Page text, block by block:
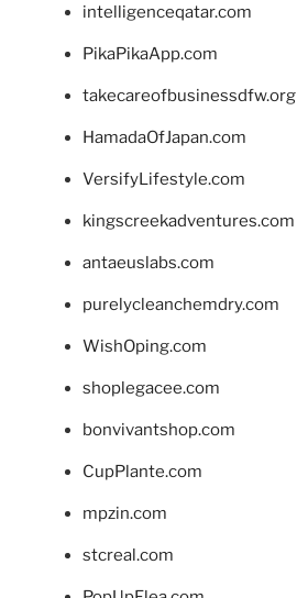
intelligenceqatar.com
PikaPikaApp.com
takecareofbusinessdfw.org
HamadaOfJapan.com
VersifyLifestyle.com
kingscreekadventures.com
antaeuslabs.com
purelycleanchemdry.com
WishOping.com
shoplegacee.com
bonvivantshop.com
CupPlante.com
mpzin.com
stcreal.com